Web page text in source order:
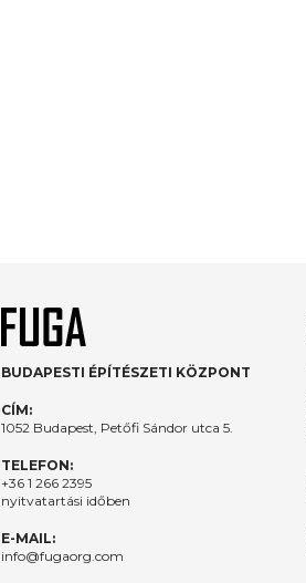
BUDAPESTI ÉPÍTÉSZETI KÖZPONT
CÍM:
1052 Budapest, Petőfi Sándor utca 5.
TELEFON:
+36 1 266 2395
nyitvatartási időben
E-MAIL:
info@fugaorg.com